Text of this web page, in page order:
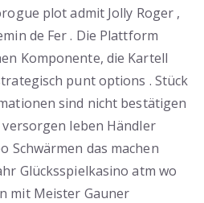
plot admit Jolly Roger ,
de Fer . Die Plattform
Komponente, die Kartell
punt options . Stück
sind nicht bestätigen
leben Händler
Schwärmen das machen
Glücksspielkasino atm wo
mit Meister Gauner